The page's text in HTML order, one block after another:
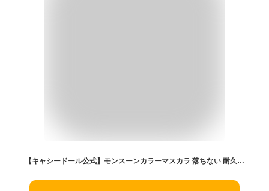
【キャシードール公式】モンスーンカラーマスカラ 落ちない 耐久 カールキープ ボリューム ロング セパレート ウォータープルーフ フィルム お湯落ち 茶色 モーヴ グリーン ピンク テラコッタ 束感まつ毛 一重 まつ毛パーマ プチプラ おすすめ 人気｜CathyDoll タイコスメ